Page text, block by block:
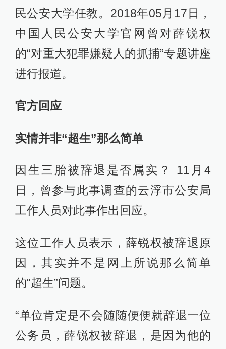
民公安大学任教。2018年05月17日，
中国人民公安大学官网曾对薛锐权
的“对重大犯罪嫌疑人的抓捕”专题讲座
进行报道。
官方回应
实情并非“超生”那么简单
因生三胎被辞退是否属实？ 11月4
日，曾参与此事调查的云浮市公安局
工作人员对此事作出回应。
这位工作人员表示，薛锐权被辞退原
因，其实并不是网上所说那么简单
的“超生”问题。
“单位肯定是不会随随便便就辞退一位
公务员，薛锐权被辞退，是因为他的